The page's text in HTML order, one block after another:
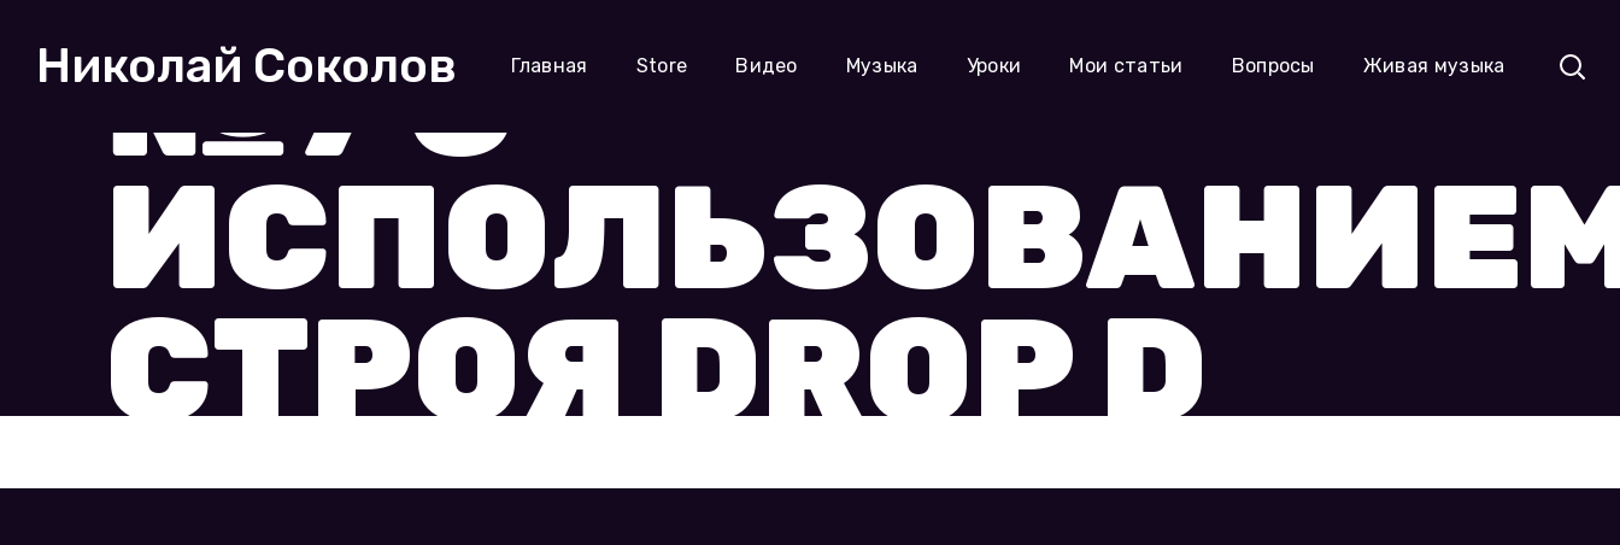
Николай Соколов Главная Store Видео Музыка Уроки Мои статьи Вопросы Живая музыка
№7 С
СТРОЯ DROP D